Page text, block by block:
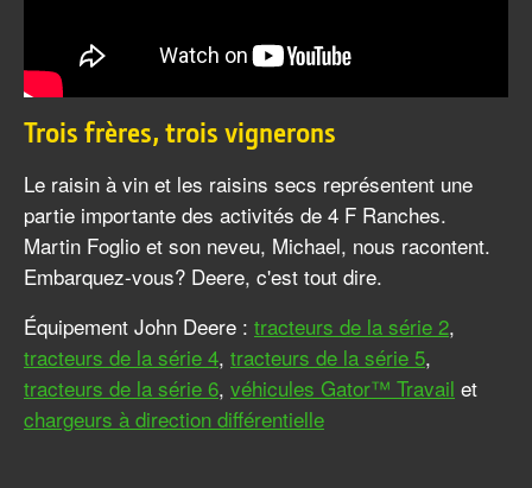
Trois frères, trois vignerons
Le raisin à vin et les raisins secs représentent une
partie importante des activités de 4 F Ranches.
Martin Foglio et son neveu, Michael, nous racontent.
Embarquez-vous? Deere, c'est tout dire.
Équipement John Deere : tracteurs de la série 2,
tracteurs de la série 4, tracteurs de la série 5,
tracteurs de la série 6, véhicules Gator™ Travail et
chargeurs à direction différentielle